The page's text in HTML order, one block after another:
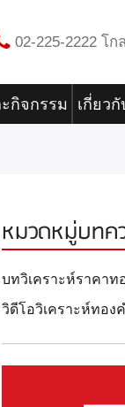
02-225-2222 โก
กิจกรรม เกี่ยวกั
หมวดหมู่บทค
บทวิเคราะห์ราคาท
วิดีโอวิเคราะห์ทอง